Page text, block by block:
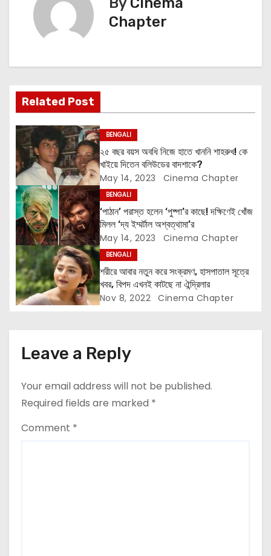
a
v
i
g
a
t
i
o
n
Chapter
Related Post
BENGALI
২৫ বছর বয়স অবধি নিজে হাতে খাননি শাহরুখ! কে
খাইয়ে দিতেন বলিউডের বাদশাকে?
May 14, 2023 Cinema Chapter
BENGALI
‘পাঠান’ পরাস্ত হলেন ‘পুষ্পা’র কাছে! দক্ষিণেই খোঁজ
মিলল ‘দ্য ইম্মর্টাল অশ্বত্থামা’র
May 14, 2023 Cinema Chapter
BENGALI
শরীরে আবার নতুন করে সংক্রমণ, হাসপাতাল সূত্রে
খবর, বিপদ এখনই কাটছে না ঐন্দ্রিলার
Nov 8, 2022 Cinema Chapter
Leave a Reply
Your email address will not be published.
Required fields are marked *
Comment *